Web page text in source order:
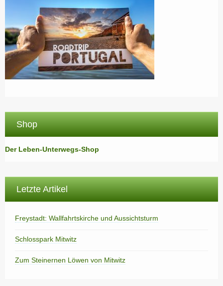
Shop
Der Leben-Unterwegs-Shop
Letzte Artikel
Freystadt: Wallfahrtskirche und Aussichtsturm
Schlosspark Mitwitz
Zum Steinernen Löwen von Mitwitz